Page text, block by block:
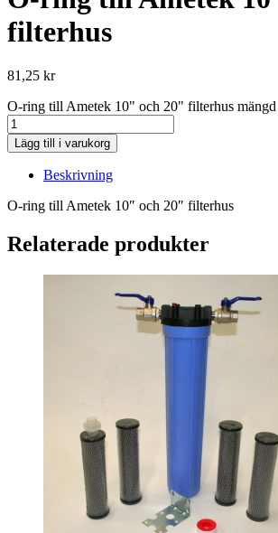
filterhus
81,25 kr
O-ring till Ametek 10" och 20" filterhus mängd
Lägg till i varukorg
Beskrivning
O-ring till Ametek 10″ och 20″ filterhus
Relaterade produkter